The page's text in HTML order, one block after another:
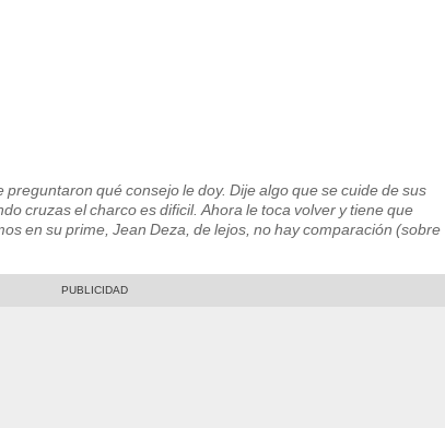
qué consejo le doy. Dije algo que se cuide de sus
cruzas el charco es dificil. Ahora le toca volver y tiene que
en su prime, Jean Deza, de lejos, no hay comparación (sobre